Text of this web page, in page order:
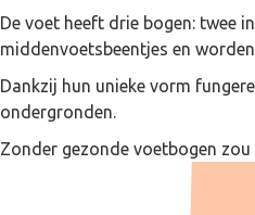
De voet heeft drie bogen: twee
middenvoetsbeentjes en
Dankzij hun unieke vorm
ondergronden.
Zonder gezonde voetbogen